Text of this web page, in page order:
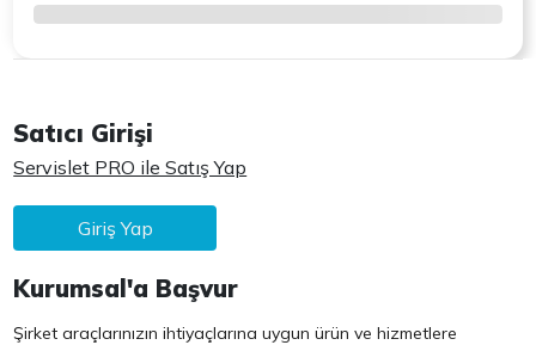
Satıcı Girişi
Servislet PRO ile Satış Yap
Giriş Yap
Kurumsal'a Başvur
Şirket araçlarınızın ihtiyaçlarına uygun ürün ve hizmetlere